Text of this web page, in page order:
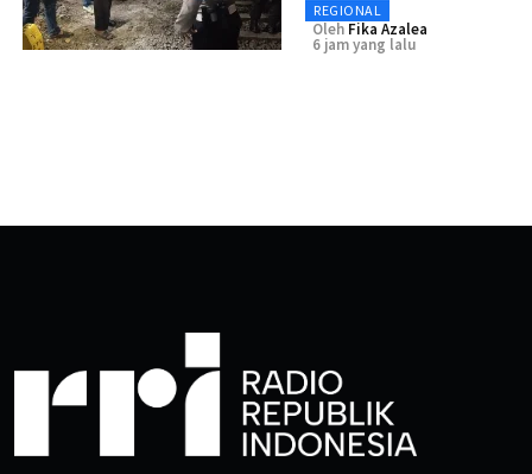
REGIONAL
Oleh Fika Azalea
6 jam yang lalu